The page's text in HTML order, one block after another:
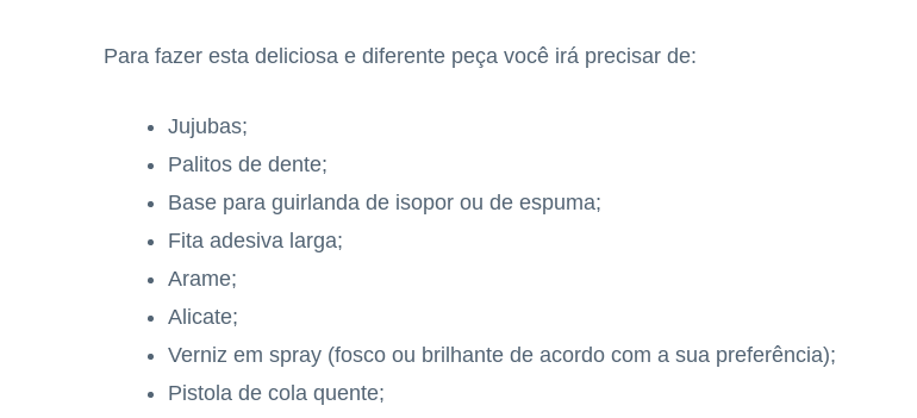
Para fazer esta deliciosa e diferente peça você irá precisar de:
Jujubas;
Palitos de dente;
Base para guirlanda de isopor ou de espuma;
Fita adesiva larga;
Arame;
Alicate;
Verniz em spray (fosco ou brilhante de acordo com a sua preferência);
Pistola de cola quente;